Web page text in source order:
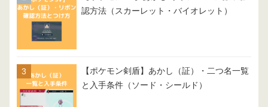
認方法（スカーレット・バイオレット）
【ポケモン剣盾】あかし（証）・二つ名一覧
と入手条件（ソード・シールド）